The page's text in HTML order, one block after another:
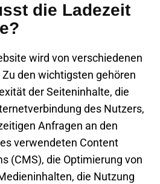
die Ladezeit
wird von verschiedenen
den wichtigsten gehören
der Seiteninhalte, die
des Nutzers,
Anfragen an den
verwendeten Content
(CMS), die Optimierung von
die Nutzung